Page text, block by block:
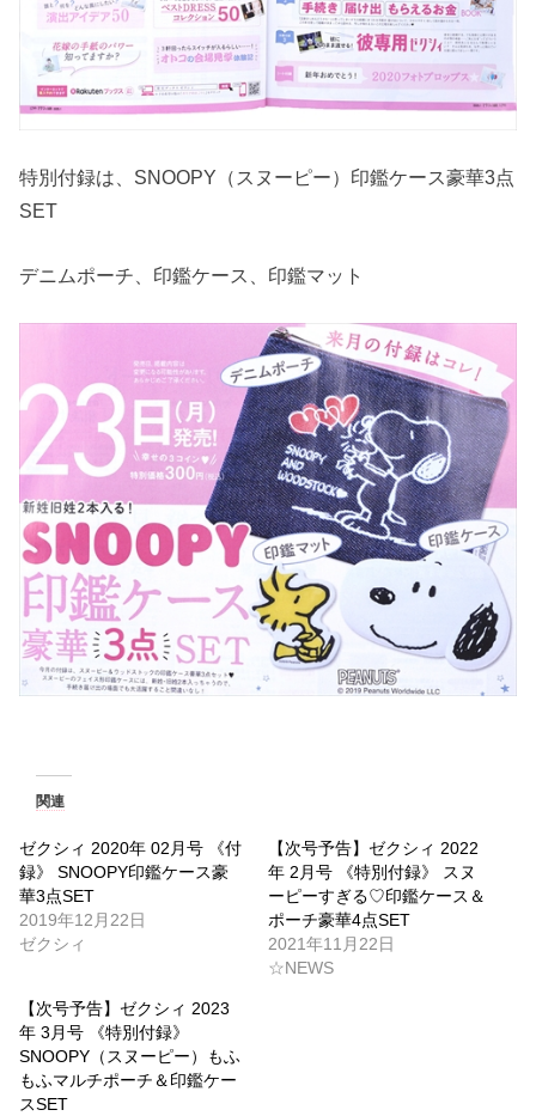
特別付録は、SNOOPY（スヌーピー）印鑑ケース豪華3点
SET
デニムポーチ、印鑑ケース、印鑑マット
関連
ゼクシィ 2020年 02月号 《付
録》 SNOOPY印鑑ケース豪
華3点SET
2019年12月22日
ゼクシィ
【次号予告】ゼクシィ 2022
年 2月号 《特別付録》 スヌ
ーピーすぎる♡印鑑ケース＆
ポーチ豪華4点SET
2021年11月22日
☆NEWS
【次号予告】ゼクシィ 2023
年 3月号 《特別付録》
SNOOPY（スヌーピー）もふ
もふマルチポーチ＆印鑑ケー
スSET